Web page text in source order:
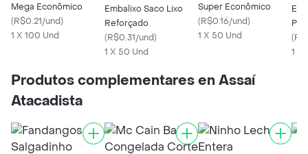
Mega Econômico
(R$0.21/und)
1 X 100 Und
Embalixo Saco Lixo
Reforçado
(R$0.31/und)
1 X 50 Und
Super Econômico
(R$0.16/und)
1 X 50 Und
(
1 X
Produtos complementares en Assaí
Atacadista